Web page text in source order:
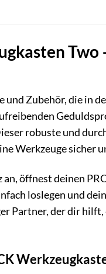
und Zubehör, die in
robuste und
Werkzeuge sicher
öffnest deinen
loslegen und
Partner, der dir